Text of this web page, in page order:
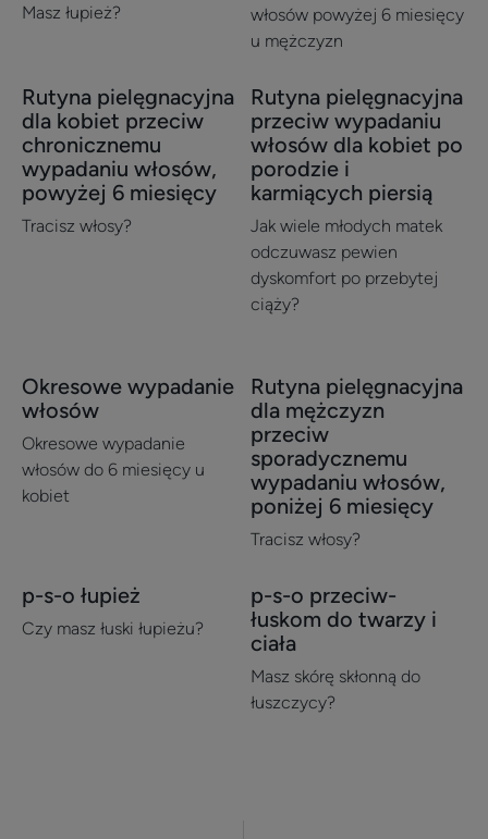
na
Masz łupież?
włosów
włosów powyżej 6 miesięcy
u mężczyzn
Odkryj
Rutyna
pielęgnacyjna
dla
kobiet
przeciw
miesięcy
Rutyna pielęgnacyjna
dla kobiet przeciw
chronicznemu
wypadaniu włosów,
powyżej 6 miesięcy
Tracisz włosy?
Odkryj
Rutyna
pielęgnacyjna
przeciw
wypadaniu
włosów
dla
kobiet
po
karmiących
piersią
Rutyna pielęgnacyjna
przeciw wypadaniu
włosów dla kobiet po
porodzie i
karmiących piersią
Jak wiele młodych matek
odczuwasz pewien
dyskomfort po przebytej
ciąży?
Odkryj
Okresowe
wypadanie
włosów
Okresowe wypadanie
włosów
Okresowe wypadanie
włosów do 6 miesięcy u
kobiet ​
Odkryj
Rutyna
pielęgnacyjna
dla
mężczyzn
przeciw
sporadycznemu
włosów,
poniżej
miesięcy
Rutyna pielęgnacyjna
dla mężczyzn
przeciw
sporadycznemu
wypadaniu włosów,
poniżej 6 miesięcy
Tracisz włosy?
Odkryj
p-
p-s-o łupież
Czy masz łuski łupieżu?
Odkryj
p-
s-
o
przeciw-
p-s-o przeciw-
łuskom do twarzy i
ciała
Masz skórę skłonną do
łuszczycy?